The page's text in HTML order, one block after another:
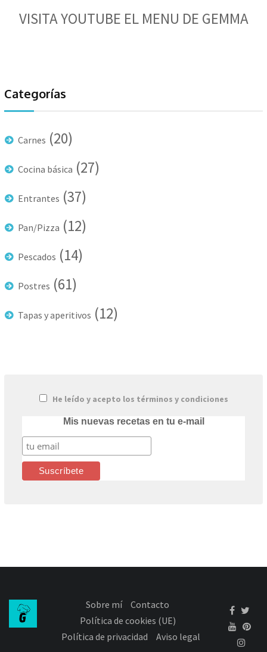
VISITA YOUTUBE EL MENU DE GEMMA
Categorías
Carnes (20)
Cocina básica (27)
Entrantes (37)
Pan/Pizza (12)
Pescados (14)
Postres (61)
Tapas y aperitivos (12)
He leído y acepto los términos y condiciones
Mis nuevas recetas en tu e-mail
Sobre mí
Contacto
Política de cookies (UE)
Política de privacidad
Aviso legal